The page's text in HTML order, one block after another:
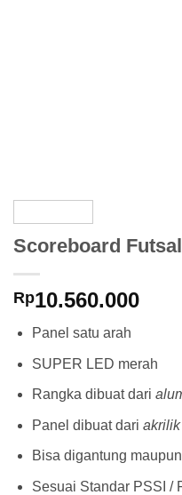
Scoreboard
Rp10.560.000
Panel satu arah
SUPER LED merah
Rangka dibuat dari
Panel dibuat dari akrilik
Bisa digantung
Sesuai Standar PSSI /